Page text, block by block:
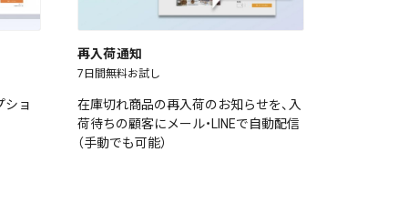
ショ
再入荷通知
7日間無料お試し
在庫切れ商品の再入荷のお知らせを、入
荷待ちの顧客にメール・LINEで自動配信
（手動でも可能）